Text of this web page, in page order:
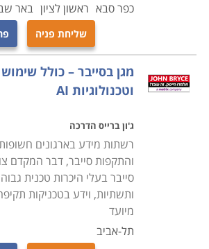
כפר סבא ראשון לציון באר
שליחת פניה
מגן בסייבר – כולל
וטכנולוגיות AI
ג'ון ברייס הדרכה
רשתות מידע בארגונים חשופות
והתקפות סייבר, דבר המקדם
סייבר בעלי היכרות טכנית
ותשתיות, וידע בטכניקות
מיועד
תל-אביב